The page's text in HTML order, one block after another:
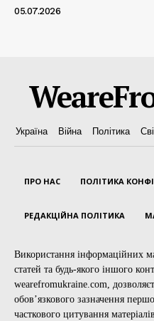
05.07.2026
Україна Війна Політика
ПРО НАС ПОЛІТИКА
РЕДАКЦІЙНА ПОЛІТИКА
Використання інформаційних
статей та будь-якого іншого
wearefromukraine.com,
обов’язкового зазначення
часткового цитування